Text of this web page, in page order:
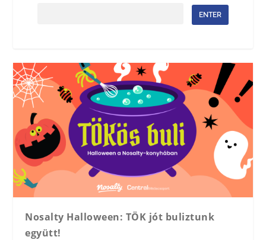
Nosalty Halloween: TÖK jót buliztunk
együtt!